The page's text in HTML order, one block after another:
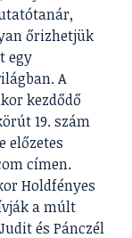
őrizhetjük
egy
A
kezdődő
19. szám
előzetes
címen.
Holdfényes
a múlt
és Pánczél